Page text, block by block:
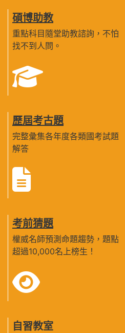
碩博助教
重點科目隨堂助教諮詢，不怕
找不到人問。
歷屆考古題
完整彙集各年度各類國考試題
解答
考前猜題
權威名師預測命題趨勢，題點
超過10,000名上榜生！
自習教室